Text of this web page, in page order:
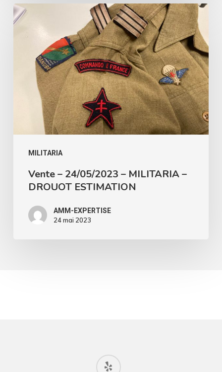
MILITARIA
Vente
–
24/05/2023
MILITARIA
DROUOT
ESTIMATION
Vente – 24/05/2023 – MILITARIA –
DROUOT ESTIMATION
AMM-EXPERTISE
24 mai 2023
yelp